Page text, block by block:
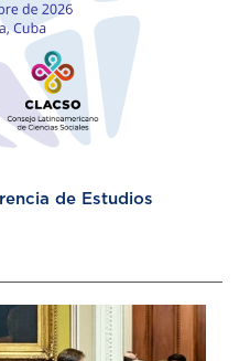
de Estudios